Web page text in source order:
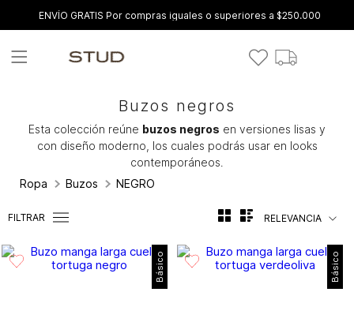
ENVÍO GRATIS Por compras iguales o superiores a $250.000
Buzos negros
Esta colección reúne buzos negros en versiones lisas y
con diseño moderno, los cuales podrás usar en looks
contemporáneos.
Ropa
Buzos NEGRO
FILTRAR RELEVANCIA
Básico Básico